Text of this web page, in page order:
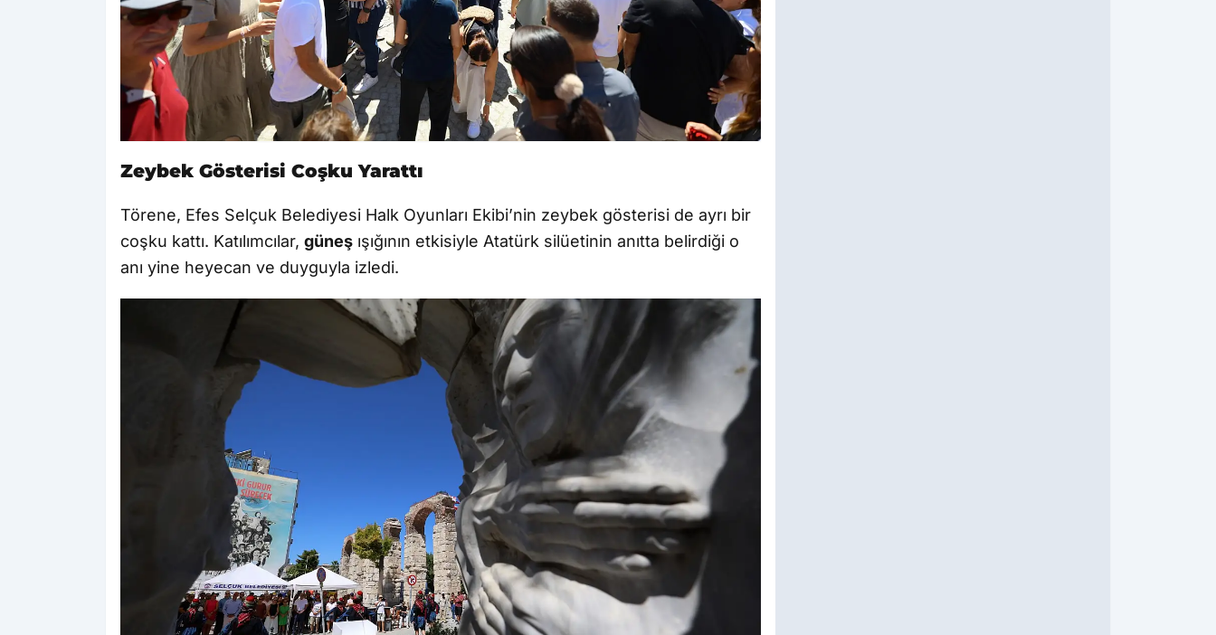
Zeybek Gösterisi Coşku Yarattı
Törene, Efes Selçuk Belediyesi Halk Oyunları Ekibi’nin zeybek gösterisi de ayrı bir
coşku kattı. Katılımcılar, güneş ışığının etkisiyle Atatürk silüetinin anıtta belirdiği o
anı yine heyecan ve duyguyla izledi.